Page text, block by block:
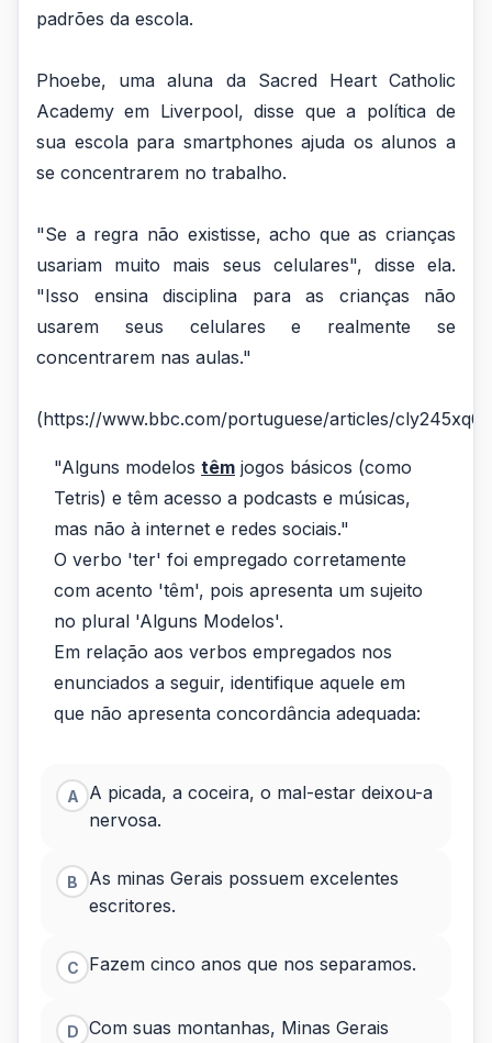
padrões da escola.
Phoebe, uma aluna da Sacred Heart Catholic
Academy em Liverpool, disse que a política de
sua escola para smartphones ajuda os alunos a
se concentrarem no trabalho.
"Se a regra não existisse, acho que as crianças
usariam muito mais seus celulares", disse ela.
"Isso ensina disciplina para as crianças não
usarem seus celulares e realmente se
concentrarem nas aulas."
(https://www.bbc.com/portuguese/articles/
"Alguns modelos têm jogos básicos (como
Tetris) e têm acesso a podcasts e músicas,
mas não à internet e redes sociais."
O verbo 'ter' foi empregado corretamente
com acento 'têm', pois apresenta um sujeito
no plural 'Alguns Modelos'.
Em relação aos verbos empregados nos
enunciados a seguir, identifique aquele em
que não apresenta concordância adequada:
A
A picada, a coceira, o mal-estar deixou-a
nervosa.
B
As minas Gerais possuem excelentes
escritores.
C Fazem cinco anos que nos separamos.
D Com suas montanhas, Minas Gerais